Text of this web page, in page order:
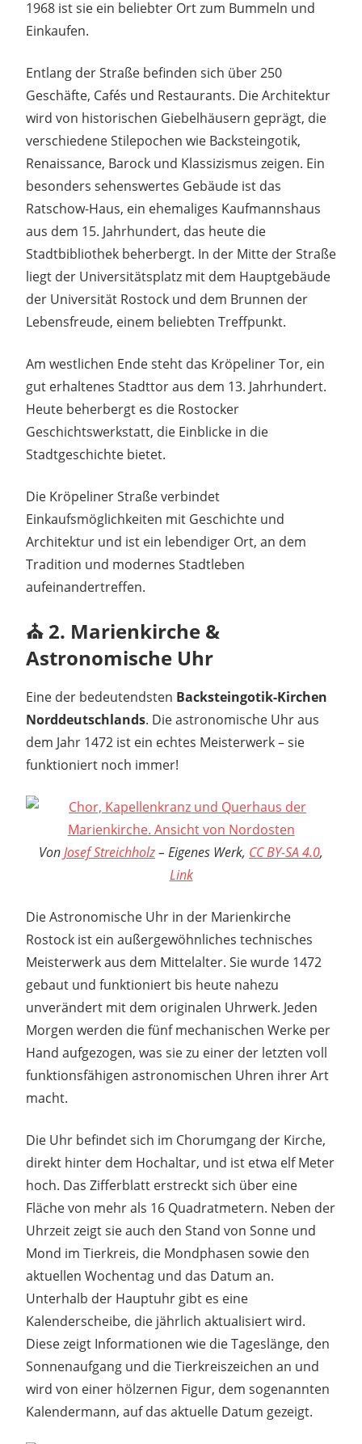
1968 ist sie ein beliebter Ort zum Bummeln und
Einkaufen.
Entlang der Straße befinden sich über 250
Geschäfte, Cafés und Restaurants. Die Architektur
wird von historischen Giebelhäusern geprägt, die
verschiedene Stilepochen wie Backsteingotik,
Renaissance, Barock und Klassizismus zeigen. Ein
besonders sehenswertes Gebäude ist das
Ratschow-Haus, ein ehemaliges Kaufmannshaus
aus dem 15. Jahrhundert, das heute die
Stadtbibliothek beherbergt. In der Mitte der Straße
liegt der Universitätsplatz mit dem Hauptgebäude
der Universität Rostock und dem Brunnen der
Lebensfreude, einem beliebten Treffpunkt.
Am westlichen Ende steht das Kröpeliner Tor, ein
gut erhaltenes Stadttor aus dem 13. Jahrhundert.
Heute beherbergt es die Rostocker
Geschichtswerkstatt, die Einblicke in die
Stadtgeschichte bietet.
Die Kröpeliner Straße verbindet
Einkaufsmöglichkeiten mit Geschichte und
Architektur und ist ein lebendiger Ort, an dem
Tradition und modernes Stadtleben
aufeinandertreffen.
⛪ 2. Marienkirche &
Astronomische Uhr
Eine der bedeutendsten Backsteingotik-Kirchen
Norddeutschlands. Die astronomische Uhr aus
dem Jahr 1472 ist ein echtes Meisterwerk – sie
funktioniert noch immer!
VonJosef Streichholz– Eigenes Werk, CC BY-SA 4.0,
Link
Die Astronomische Uhr in der Marienkirche
Rostock ist ein außergewöhnliches technisches
Meisterwerk aus dem Mittelalter. Sie wurde 1472
gebaut und funktioniert bis heute nahezu
unverändert mit dem originalen Uhrwerk. Jeden
Morgen werden die fünf mechanischen Werke per
Hand aufgezogen, was sie zu einer der letzten voll
funktionsfähigen astronomischen Uhren ihrer Art
macht.
Die Uhr befindet sich im Chorumgang der Kirche,
direkt hinter dem Hochaltar, und ist etwa elf Meter
hoch. Das Zifferblatt erstreckt sich über eine
Fläche von mehr als 16 Quadratmetern. Neben der
Uhrzeit zeigt sie auch den Stand von Sonne und
Mond im Tierkreis, die Mondphasen sowie den
aktuellen Wochentag und das Datum an.
Unterhalb der Hauptuhr gibt es eine
Kalenderscheibe, die jährlich aktualisiert wird.
Diese zeigt Informationen wie die Tageslänge, den
Sonnenaufgang und die Tierkreiszeichen an und
wird von einer hölzernen Figur, dem sogenannten
Kalendermann, auf das aktuelle Datum gezeigt.